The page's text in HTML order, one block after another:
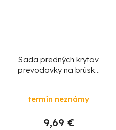
Sada predných krytov
prevodovky na brúsku
102
termín neznámy
9,69 €